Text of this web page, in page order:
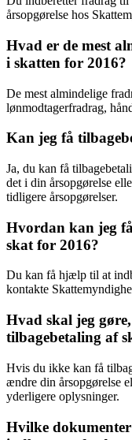
årsopgørelse hos
Hvad er de mest
i skatten for 2016?
De mest almindelige
lønmodtagerfradrag,
Kan jeg få
Ja, du kan få
det i din årsopgørelse
tidligere årsopgørelser.
Hvordan kan jeg
skat for 2016?
Du kan få hjælp til at
kontakte
Hvad skal jeg
tilbagebetaling af
Hvis du ikke kan få
ændre din årsopgørelse
yderligere oplysninger.
Hvilke